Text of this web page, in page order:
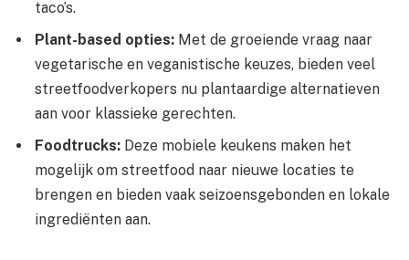
taco’s.
Plant-based opties: Met de groeiende vraag naar
vegetarische en veganistische keuzes, bieden veel
streetfoodverkopers nu plantaardige alternatieven
aan voor klassieke gerechten.
Foodtrucks: Deze mobiele keukens maken het
mogelijk om streetfood naar nieuwe locaties te
brengen en bieden vaak seizoensgebonden en lokale
ingrediënten aan.